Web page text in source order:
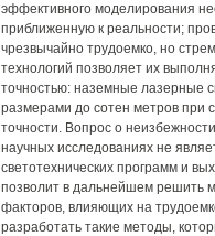
эффективного моделирования
приближенную к реальности;
чрезвычайно трудоемко, но
технологий позволяет их
точностью: наземные лазерные
размерами до сотен метров при
точности. Вопрос о
научных исследованиях не
светотехнических программ и
позволит в дальнейшем решить
факторов, влияющих на
разработать такие методы,